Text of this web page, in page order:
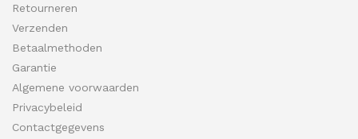
Retourneren
Verzenden
Betaalmethoden
Garantie
Algemene voorwaarden
Privacybeleid
Contactgegevens